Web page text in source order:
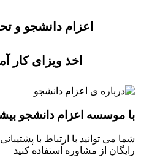
اعزام دانشجو و
اخذ ویزای کار
با موسسه اعزام دانشجو
شما می توانید با ارتباط با
رایگان از مشاوره استفاده کنید